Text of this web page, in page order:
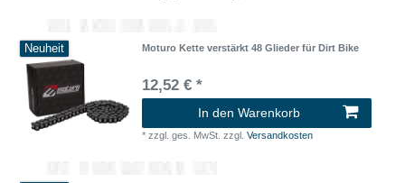
Neuheit Moturo Kette verstärkt 48 Glieder für Dirt Bike
12,52 € *
In den Warenkorb
*zzgl. ges. MwSt. zzgl.Versandkosten